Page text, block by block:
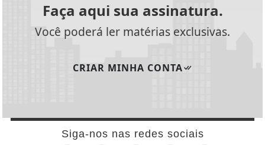
Faça aqui sua assinatura.
Você poderá ler matérias exclusivas.
CRIAR MINHA CONTA
Siga-nos nas redes sociais